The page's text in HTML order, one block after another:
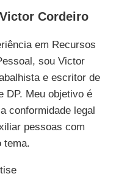
Cordeiro
em Recursos
sou Victor
e escritor de
DP. Meu objetivo é
conformidade legal
pessoas com
tema.